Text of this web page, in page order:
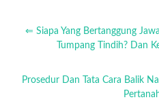
⇐ Siapa Yang Bertanggung
Tumpang Tindih? Dan
Prosedur Dan Tata Cara Balik